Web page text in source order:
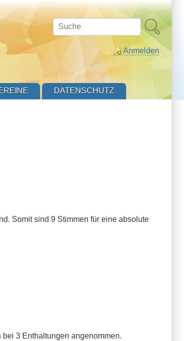
Suche
Anmelden
DATENSCHUTZ
Somit sind 9 Stimmen für eine absolute
3 Enthaltungen angenommen.